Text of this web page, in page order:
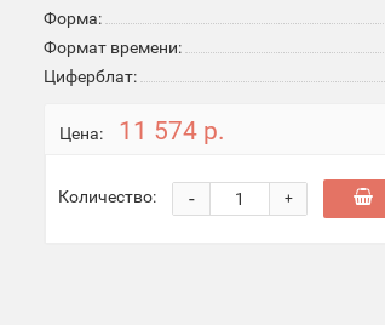
Форма:
Формат времени:
Циферблат:
Цена: 11 574 р.
Количество: +
-